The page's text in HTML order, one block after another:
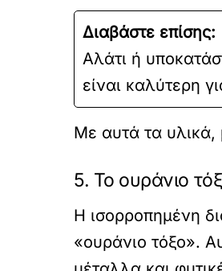
Διαβάστε επίσης:
Αλάτι ή
είναι καλύτερη
Με αυτά τα υλικά,
5. Το ουράνιο
Η ισορροπημένη
«ουράνιο τόξο».